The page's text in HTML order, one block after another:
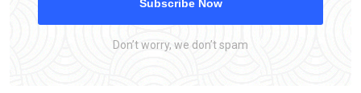
Subscribe Now
Don’t worry, we don’t spam